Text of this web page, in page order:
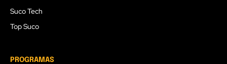
Suco Tech
Top Suco
PROGRAMAS